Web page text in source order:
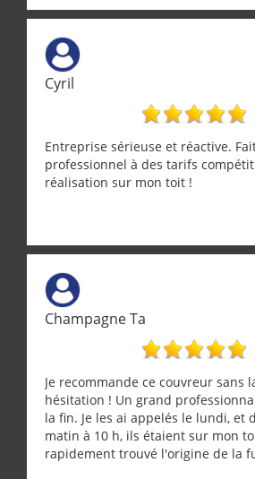
Cyril
Entreprise sérieuse et réactive.
professionnel à des tarifs
réalisation sur mon toit !
Champagne Ta
Je recommande ce couvreur sans
hésitation ! Un grand
la fin. Je les ai appelés le lundi, et
matin à 10 h, ils étaient sur mon
rapidement trouvé l'origine de la